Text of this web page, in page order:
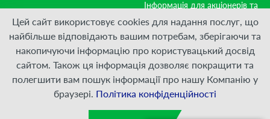
Інформація для акціонерів та
стейкхолдерів
Приєднуйтесь:
© ПрАТ "ДАТАГРУП", 2000 — 2026
Цей сайт використовує cookies для надання послуг, що
найбільше відповідають вашим потребам, зберігаючи та
накопичуючи інформацію про користувацький досвід
сайтом. Також ця інформація дозволяє покращити та
полегшити вам пошук інформації про нашу Компанію у
браузері. Політика конфіденційності